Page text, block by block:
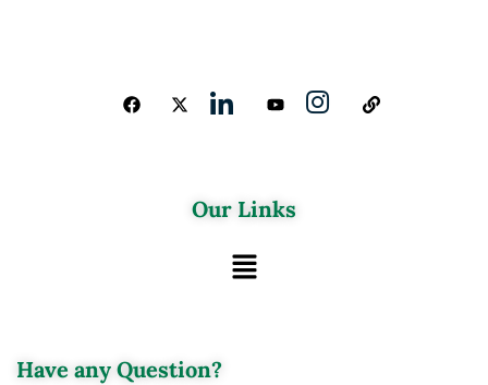
Our Links
Have any Question?